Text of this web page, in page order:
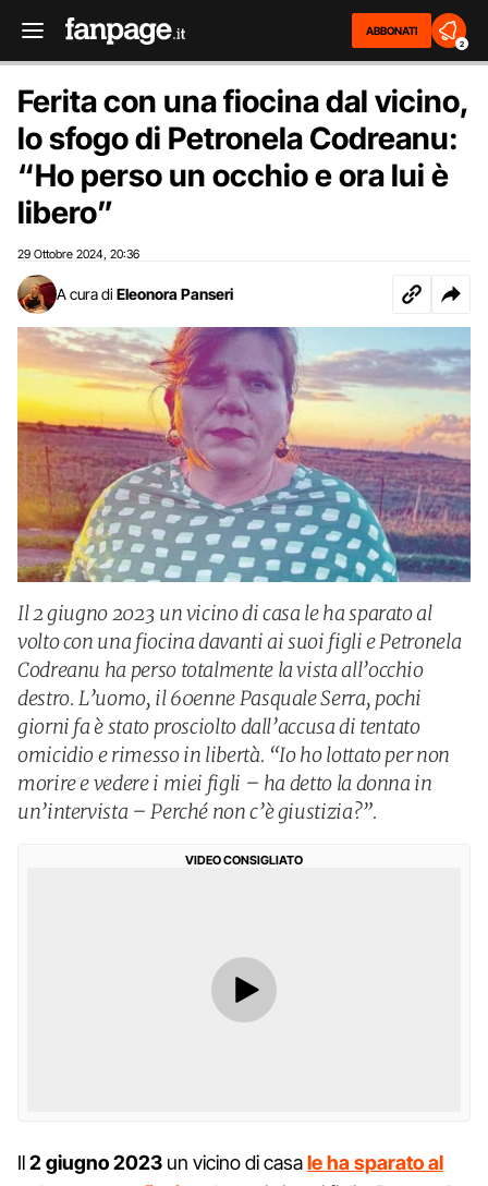
ABBONATI
2
Ferita con una fiocina dal vicino,
lo sfogo di Petronela Codreanu:
“Ho perso un occhio e ora lui è
libero”
29 Ottobre 2024 20:36
A cura di Eleonora Panseri
Il 2 giugno 2023 un vicino di casa le ha sparato al
volto con una fiocina davanti ai suoi figli e Petronela
Codreanu ha perso totalmente la vista all’occhio
destro. L’uomo, il 60enne Pasquale Serra, pochi
giorni fa è stato prosciolto dall’accusa di tentato
omicidio e rimesso in libertà. “Io ho lottato per non
morire e vedere i miei figli – ha detto la donna in
un’intervista – Perché non c’è giustizia?”.
VIDEO CONSIGLIATO
Il2 giugno 2023 un vicino di casale ha sparato al